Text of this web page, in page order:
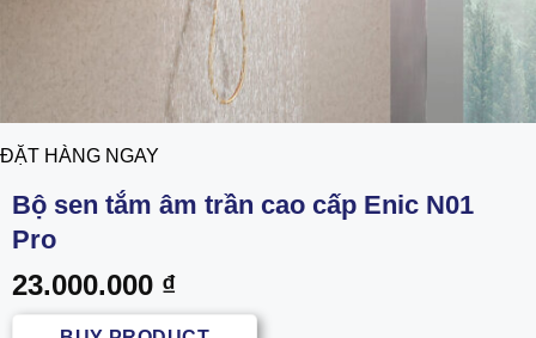
ĐẶT HÀNG NGAY
Bộ sen tắm âm trần cao cấp Enic N01
Pro
23.000.000 ₫